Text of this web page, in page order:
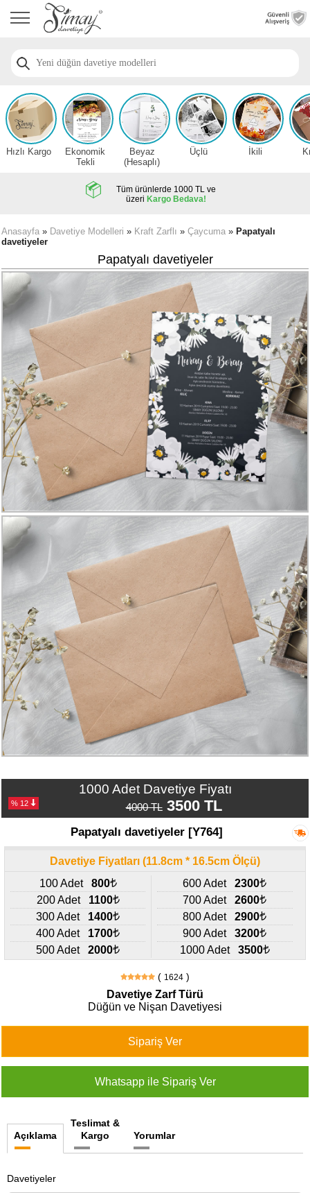
Anasayfa
Davetiye
Nişan
Davetiye
Modelleri
Düğün
Davetiye
Zarfsız,
Hesaplı
Davetiye
Modelleri
Karikatürlü
Davetiye
Modelleri
Sade
Düğün
Davetiye
Modelleri
Atatürk'lü
Davetiyeler
Papatyalı
Davetiye
Modelleri
Düğün
Davetiyeler
yeni
Numune
Talebi
(ücretsiz)
Gerçek
Müşteri
Yorumları
Simay
0533
29
Hızlı Kargo
Ekonomik
Tekli
Beyaz
(Hesaplı)
Üçlü İkili
Tüm ürünlerde 1000 TL ve
üzeri Kargo Bedava!
Anasayfa » Davetiye Modelleri » Kraft Zarflı » Çaycuma » Papatyalı
davetiyeler
Papatyalı davetiyeler
1000 Adet Davetiye Fiyatı
% 12 4000 TL3500 TL
Papatyalı davetiyeler [Y764]
Davetiye Fiyatları (11.8cm * 16.5cm Ölçü)
100 Adet
800
200 Adet
1100
300 Adet
1400
400 Adet
1700
500 Adet
2000
600 Adet
2300
700 Adet
2600
800 Adet
2900
900 Adet
3200
1000 Adet
3500
( 1624 )
Davetiye Zarf Türü
Düğün ve Nişan Davetiyesi
Açıklama
Teslimat &
Kargo
Yorumlar
Davetiyeler